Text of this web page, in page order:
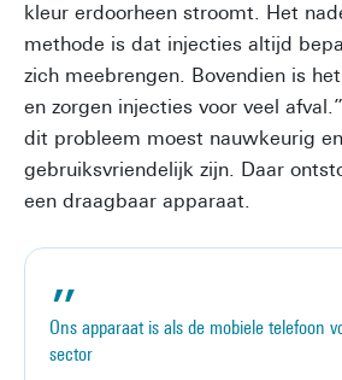
kleur erdoorheen stroomt. Het
methode is dat injecties altijd
zich meebrengen. Bovendien is
en zorgen injecties voor veel
dit probleem moest nauwkeurig en
gebruiksvriendelijk zijn. Daar
een draagbaar apparaat.
Ons apparaat is als de mobiele telefoon
sector